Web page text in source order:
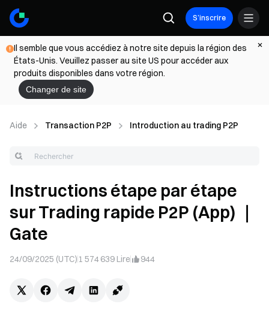
S’inscrire
Il semble que vous accédiez à notre site depuis la région des
États-Unis. Veuillez passer au site US pour accéder aux
produits disponibles dans votre région.
Changer de site
Aide Transaction P2P Introduction au trading P2P
Instructions étape par étape
sur Trading rapide P2P (App) ｜
Gate
24/09/2025 (UTC) 1 574 639 Lire 944